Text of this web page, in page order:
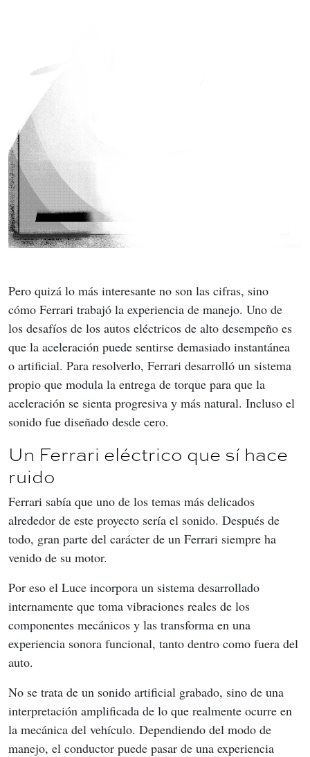
Pero quizá lo más interesante no son las cifras, sino
cómo Ferrari trabajó la experiencia de manejo. Uno de
los desafíos de los autos eléctricos de alto desempeño es
que la aceleración puede sentirse demasiado instantánea
o artificial. Para resolverlo, Ferrari desarrolló un sistema
propio que modula la entrega de torque para que la
aceleración se sienta progresiva y más natural. Incluso el
sonido fue diseñado desde cero.
Un Ferrari eléctrico que sí hace
ruido
Ferrari sabía que uno de los temas más delicados
alrededor de este proyecto sería el sonido. Después de
todo, gran parte del carácter de un Ferrari siempre ha
venido de su motor.
Por eso el Luce incorpora un sistema desarrollado
internamente que toma vibraciones reales de los
componentes mecánicos y las transforma en una
experiencia sonora funcional, tanto dentro como fuera del
auto.
No se trata de un sonido artificial grabado, sino de una
interpretación amplificada de lo que realmente ocurre en
la mecánica del vehículo. Dependiendo del modo de
manejo, el conductor puede pasar de una experiencia